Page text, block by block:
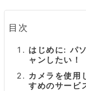
目次
はじめに: パ
ャンしたい！
カメラを使用
すめのサービ